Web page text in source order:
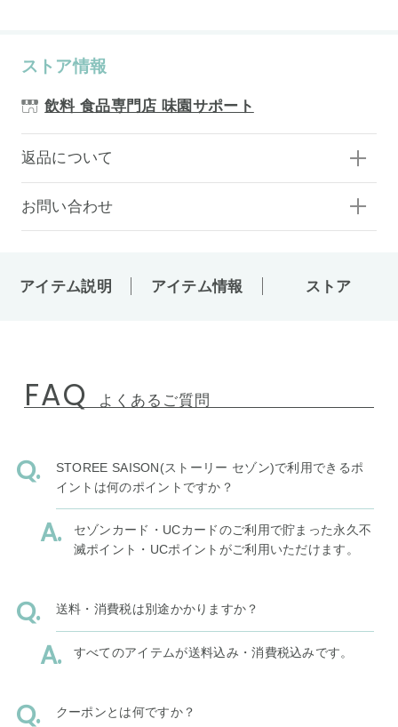
ストア情報
飲料 食品専門店 味園サポート
返品について
お問い合わせ
アイテム説明 アイテム情報 ストア
FAQ よくあるご質問
STOREE SAISON(ストーリー セゾン)で利用できるポ
イントは何のポイントですか？
セゾンカード・UCカードのご利用で貯まった永久不
滅ポイント・UCポイントがご利用いただけます。
送料・消費税は別途かかりますか？
すべてのアイテムが送料込み・消費税込みです。
クーポンとは何ですか？